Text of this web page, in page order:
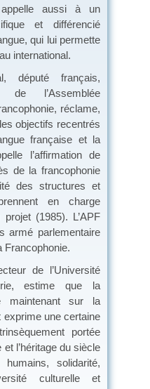
aussi à un
et différencié
qui lui permette
international.
député français,
de l’Assemblée
réclame,
objectifs recentrés
française et la
l’affirmation de
de la francophonie
des structures et
en charge
projet (1985). L’APF
armé parlementaire
Francophonie.
de l’Université
estime que la
maintenant sur la
exprime une certaine
portée
l’héritage du siècle
solidarité,
culturelle et